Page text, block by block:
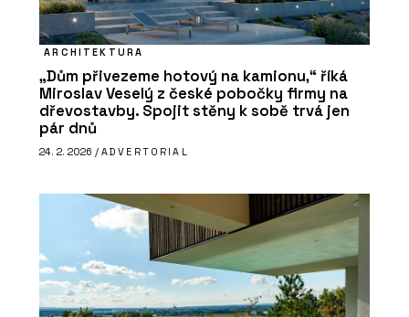
ARCHITEKTURA
„Dům přivezeme hotový na kamionu,“ říká
Miroslav Veselý z české pobočky firmy na
dřevostavby. Spojit stěny k sobě trvá jen
pár dnů
24. 2. 2026 / ADVERTORIAL